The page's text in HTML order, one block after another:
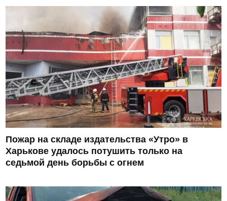
Пожар на складе издательства «Утро» в
Харькове удалось потушить только на
седьмой день борьбы с огнем